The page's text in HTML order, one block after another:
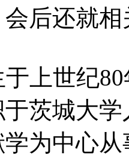
后还就
上世纪
茨城大
为中心